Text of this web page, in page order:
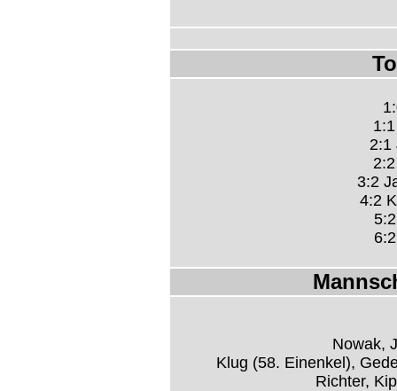
2:1
3:2
4:2
Nowak,
Klug (58. Einenkel),
Richter,